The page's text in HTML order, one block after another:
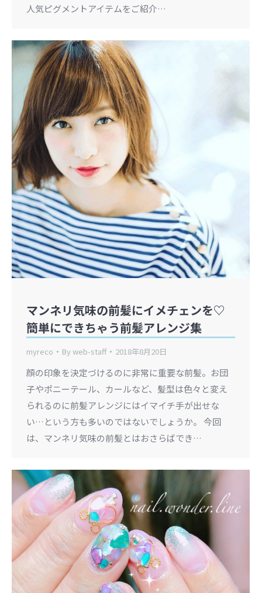
人気ピグメントアイテムをご紹介…
マンネリ気味の前髪にイメチェンを♡
簡単にできちゃう前髪アレンジ集
myreco Byweb-staff 2018年8月20日
顔の印象を決定づけるのに非常に重要な前髪。お団
子やポニーテール、カールなど、髪型は色々と変え
られるのに前髪アレンジにはイマイチ手が出せな
い…という方も多いのではないでしょうか。 今回
は、マンネリ気味の前髪とはおさらばでき…